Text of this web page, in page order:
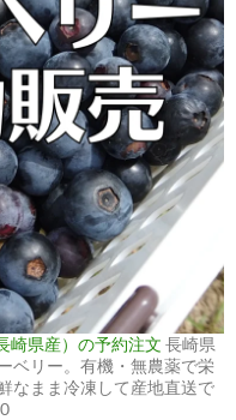
崎県産）の予約注文 長崎県
ベリー。有機・無農薬で栄
なまま冷凍して産地直送で